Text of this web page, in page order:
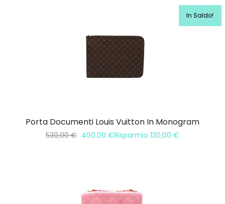
In Saldo!
Porta Documenti Louis Vuitton In Monogram
530,00€ 400,00 €Risparmio 130,00 €